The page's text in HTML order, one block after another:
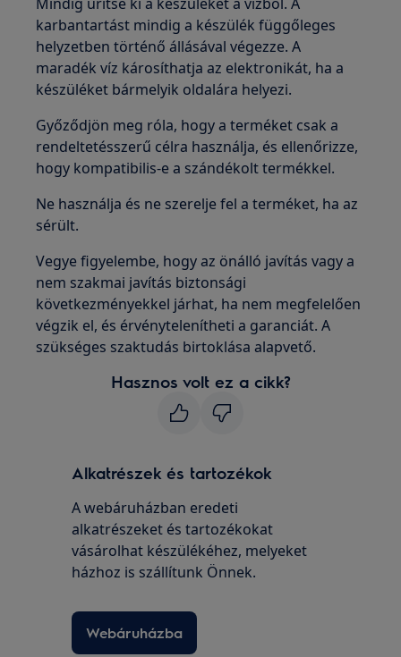
karbantartást mindig a készülék függőleges
helyzetben történő állásával végezze. A
maradék víz károsíthatja az elektronikát, ha a
készüléket bármelyik oldalára helyezi.
Győződjön meg róla, hogy a terméket csak a
rendeltetésszerű célra használja, és ellenőrizze,
hogy kompatibilis-e a szándékolt termékkel.
Ne használja és ne szerelje fel a terméket, ha az
sérült.
Vegye figyelembe, hogy az önálló javítás vagy a
nem szakmai javítás biztonsági
következményekkel járhat, ha nem megfelelően
végzik el, és érvénytelenítheti a garanciát. A
szükséges szaktudás birtoklása alapvető.
Hasznos volt ez a cikk?
Alkatrészek és tartozékok
A webáruházban eredeti
alkatrészeket és tartozékokat
vásárolhat készülékéhez, melyeket
házhoz is szállítunk Önnek.
Webáruházba